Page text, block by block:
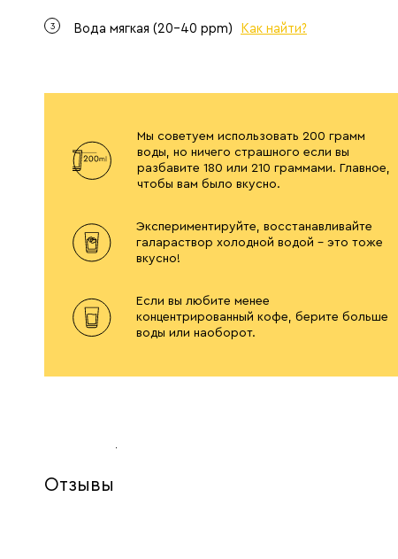
3 Вода мягкая (20-40 ppm) Как найти?
Мы советуем использовать 200 грамм
воды, но ничего страшного если вы
разбавите 180 или 210 граммами. Главное,
чтобы вам было вкусно.
Экспериментируйте, восстанавливайте
галараствор холодной водой – это тоже
вкусно!
Если вы любите менее
концентрированный кофе, берите больше
воды или наоборот.
Отзывы